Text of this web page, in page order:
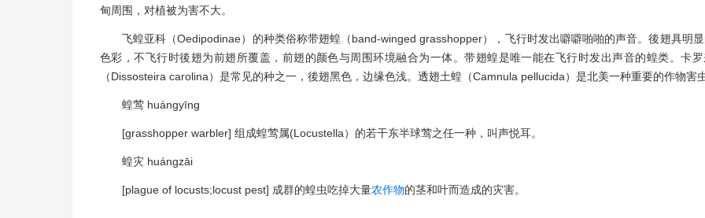
甸周围，对植被为害不大。
飞蝗亚科（Oedipodinae）的种类俗称带翅蝗（band-winged grasshopper），飞行时发出噼噼啪啪的声音。後翅具明
色彩，不飞行时後翅为前翅所覆盖，前翅的颜色与周围环境融合为一体。带翅蝗是唯一能在飞行时发出声音的蝗类。卡
（Dissosteira carolina）是常见的种之一，後翅黑色，边缘色浅。透翅土蝗（Camnula pellucida）是北美一种重要的作物害
蝗莺 huángyīng
[grasshopper warbler] 组成蝗莺属(Locustella）的若干东半球莺之任一种，叫声悦耳。
蝗灾 huángzāi
[plague of locusts;locust pest] 成群的蝗虫吃掉大量农作物的茎和叶而造成的灾害。